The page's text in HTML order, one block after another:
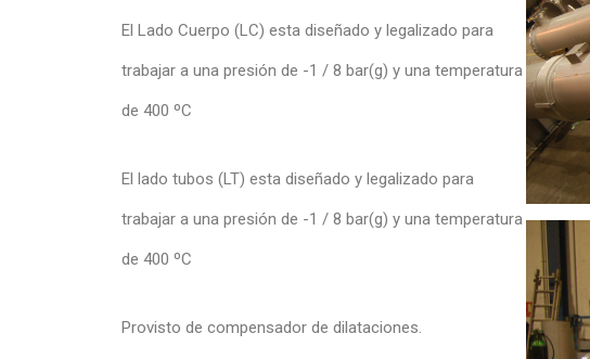
El Lado Cuerpo (LC) esta diseñado y legalizado para
trabajar a una presión de -1 / 8 bar(g) y una temperatura
de 400 ºC
El lado tubos (LT) esta diseñado y legalizado para
trabajar a una presión de -1 / 8 bar(g) y una temperatura
de 400 ºC
Provisto de compensador de dilataciones.